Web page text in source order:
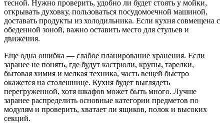
тесной. Нужно проверить, удобно ли будет стоять у мойки,
открывать духовку, пользоваться посудомоечной машиной,
доставать продукты из холодильника. Если кухня совмещена с
обеденной зоной, важно оставить место для стульев и
движения.
Еще одна ошибка — слабое планирование хранения. Если
заранее не понять, где будут кастрюли, крупы, тарелки,
бытовая химия и мелкая техника, часть вещей быстро
окажется на столешнице. Кухня будет выглядеть
перегруженной, хотя шкафов может быть много. Лучше
заранее распределить основные категории предметов по
модулям и проверить, хватает ли ящиков, полок и высоких
секций.